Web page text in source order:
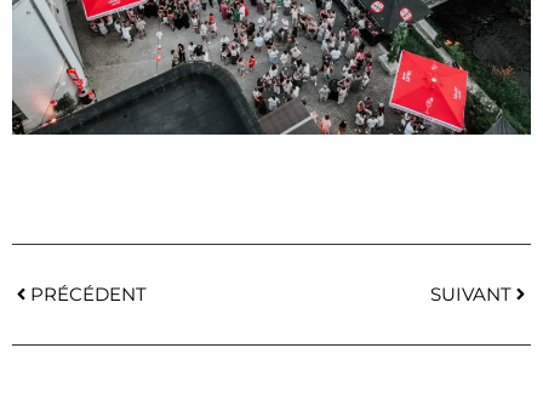
PRÉCÉDENT SUIVANT